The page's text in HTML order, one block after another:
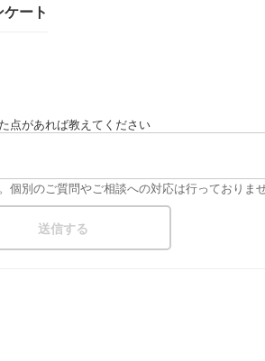
ート
点があれば教えてください
個別のご質問やご相談への対応は行っておりま